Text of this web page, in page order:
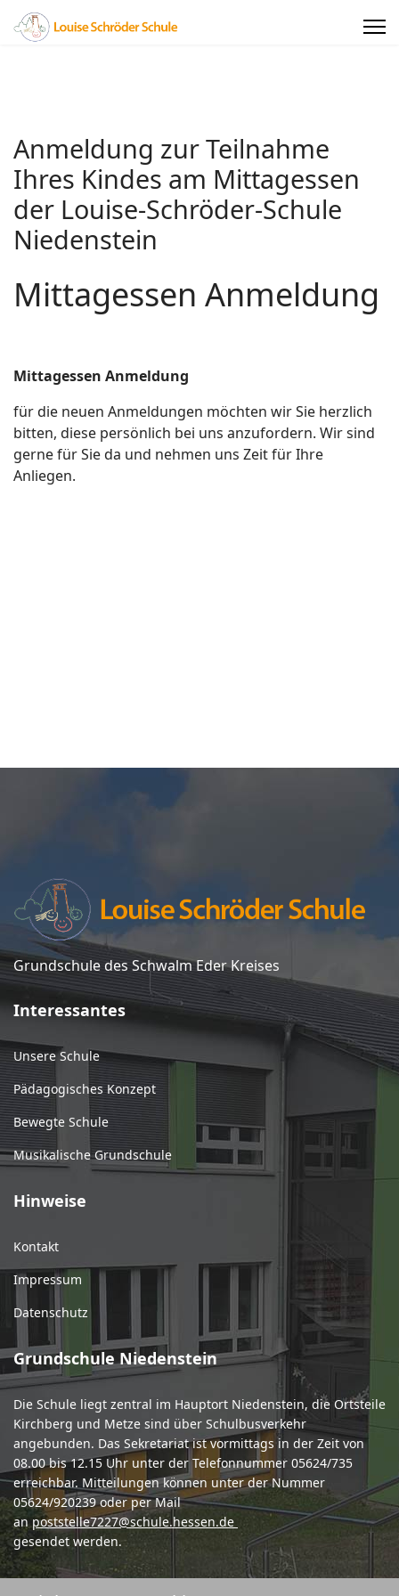
Anmeldung zur Teilnahme
Ihres Kindes am Mittagessen
der Louise-Schröder-Schule
Niedenstein
Mittagessen Anmeldung
Mittagessen Anmeldung
für die neuen Anmeldungen möchten wir Sie herzlich
bitten, diese persönlich bei uns anzufordern. Wir sind
gerne für Sie da und nehmen uns Zeit für Ihre
Anliegen.
Grundschule des Schwalm Eder Kreises
Interessantes
Unsere Schule
Pädagogisches Konzept
Bewegte Schule
Musikalische Grundschule
Hinweise
Kontakt
Impressum
Datenschutz
Grundschule Niedenstein
Die Schule liegt zentral im Hauptort Niedenstein, die Ortsteile
Kirchberg und Metze sind über Schulbusverkehr
angebunden. Das Sekretariat ist vormittags in der Zeit von
08.00 bis 12.15 Uhr unter der Telefonnummer 05624/735
erreichbar. Mitteilungen können unter der Nummer
05624/920239 oder per Mail
anpoststelle7227@schule.hessen.de
gesendet werden.